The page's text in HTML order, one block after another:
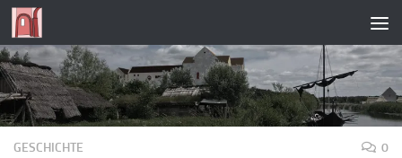
Zum Inhalt springen
GESCHICHTE 0